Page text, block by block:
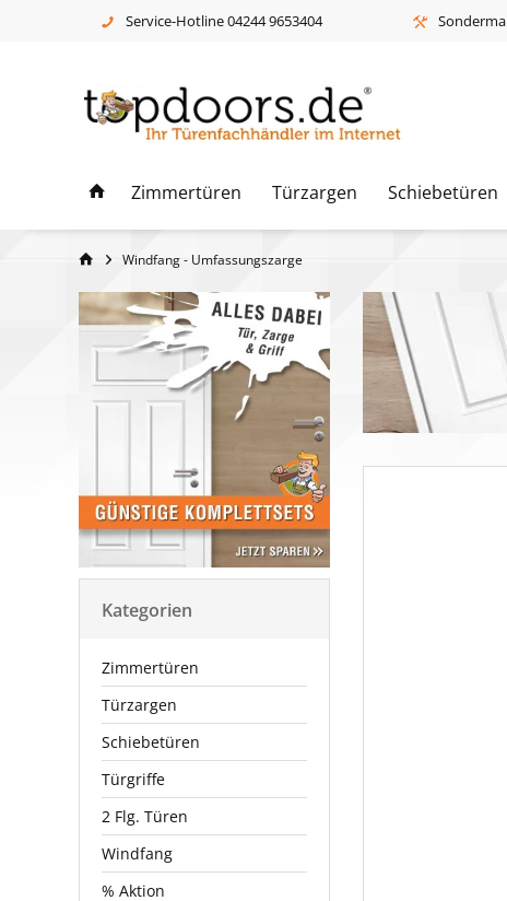
Service-Hotline 04244 9653404
Zimmertüren Türzargen Schiebetüren
Windfang - Umfassungszarge
Kategorien
Zimmertüren
Türzargen
Schiebetüren
Türgriffe
2 Flg. Türen
Windfang
% Aktion